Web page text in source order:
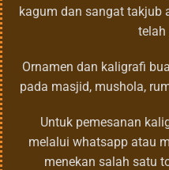
kagum dan sangat takjub
telah
Ornamen dan kaligrafi
pada masjid, mushola,
Untuk pemesanan
melalui whatsapp atau
menekan salah satu